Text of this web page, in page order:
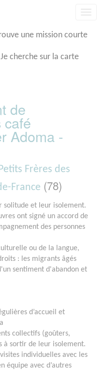
une mission courte
Je cherche sur la carte
de
café
Adoma -
Petits Frères des
France (78)
solitude et leur isolement.
ont signé un accord de
des personnes
ou de la langue,
: les migrants âgés
sentiment d'abandon et
d’accueil et
collectifs (goûters,
à sortir de leur isolement.
individuelles avec les
équipe avec d’autres